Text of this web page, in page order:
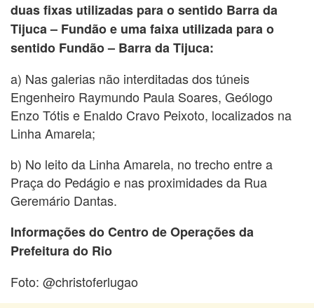
duas fixas utilizadas para o sentido Barra da
Tijuca – Fundão e uma faixa utilizada para o
sentido Fundão – Barra da Tijuca:
a) Nas galerias não interditadas dos túneis
Engenheiro Raymundo Paula Soares, Geólogo
Enzo Tótis e Enaldo Cravo Peixoto, localizados na
Linha Amarela;
b) No leito da Linha Amarela, no trecho entre a
Praça do Pedágio e nas proximidades da Rua
Geremário Dantas.
Informações do Centro de Operações da
Prefeitura do Rio
Foto: @christoferlugao